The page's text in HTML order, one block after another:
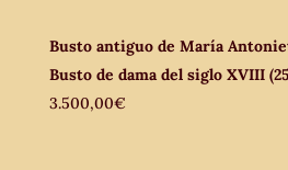
Busto antiguo de María
Busto de dama del siglo XVIII
3.500,00€